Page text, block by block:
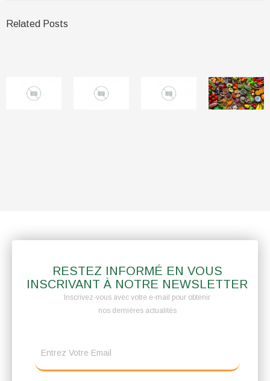
Related Posts
RESTEZ INFORMÉ EN VOUS
INSCRIVANT À NOTRE NEWSLETTER
Inscrivez-vous avec votre e-mail pour obtenir
nos dernières actualités